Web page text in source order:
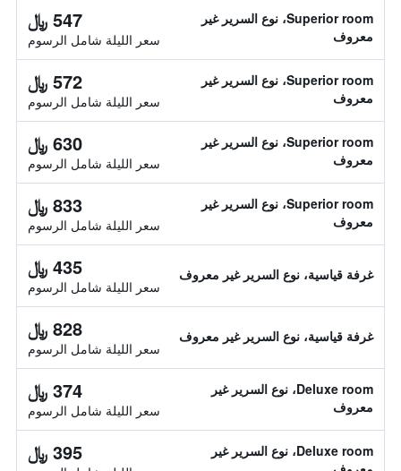
Superior room، نوع السرير غير
معروف
547 ﷼
سعر الليلة شامل الرسوم
Superior room، نوع السرير غير
معروف
572 ﷼
سعر الليلة شامل الرسوم
Superior room، نوع السرير غير
معروف
630 ﷼
سعر الليلة شامل الرسوم
Superior room، نوع السرير غير
معروف
833 ﷼
سعر الليلة شامل الرسوم
غرفة قياسية، نوع السرير غير معروف 435 ﷼
سعر الليلة شامل الرسوم
غرفة قياسية، نوع السرير غير معروف 828 ﷼
سعر الليلة شامل الرسوم
Deluxe room، نوع السرير غير
معروف
374 ﷼
سعر الليلة شامل الرسوم
Deluxe room، نوع السرير غير
395 ﷼